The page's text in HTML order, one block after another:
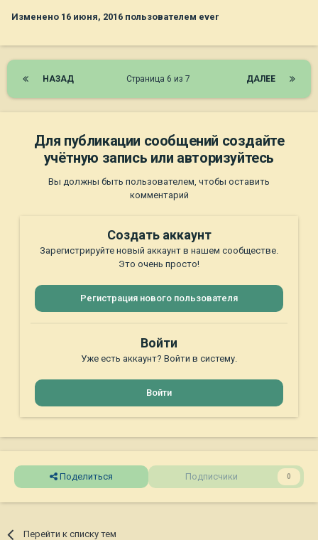
Изменено 16 июня, 2016 пользователем ever
НАЗАД ДАЛЕЕ
Страница 6 из 7
Для публикации сообщений создайте
учётную запись или авторизуйтесь
Вы должны быть пользователем, чтобы оставить
комментарий
Создать аккаунт
Зарегистрируйте новый аккаунт в нашем сообществе.
Это очень просто!
Регистрация нового пользователя
Войти
Уже есть аккаунт? Войти в систему.
Войти
Поделиться Подписчики 0
Перейти к списку тем